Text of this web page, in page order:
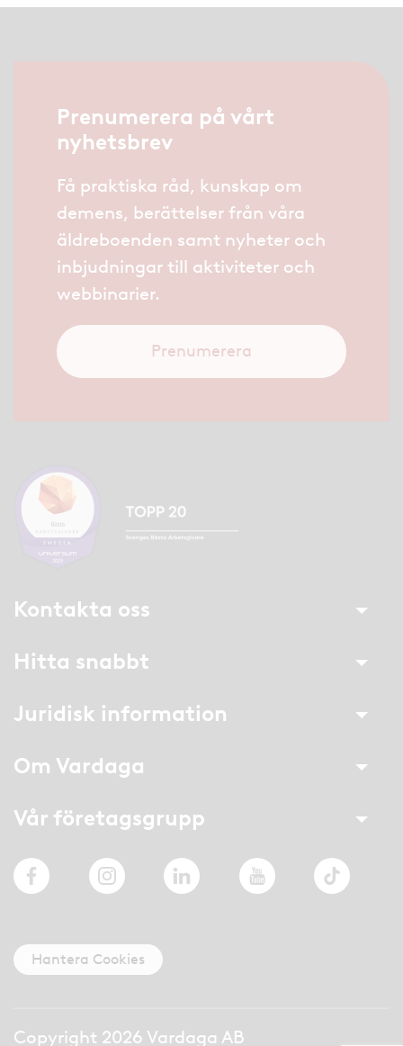
Prenumerera på vårt
nyhetsbrev
Få praktiska råd, kunskap om
demens, berättelser från våra
äldreboenden samt nyheter och
inbjudningar till aktiviteter och
webbinarier.
Prenumerera
Kontakta oss
Hitta snabbt
Juridisk information
Om Vardaga
Vår företagsgrupp
FacebookInstagramLinkedIn YouTube TikTok
Hantera Cookies
Copyright 2026 Vardaga AB